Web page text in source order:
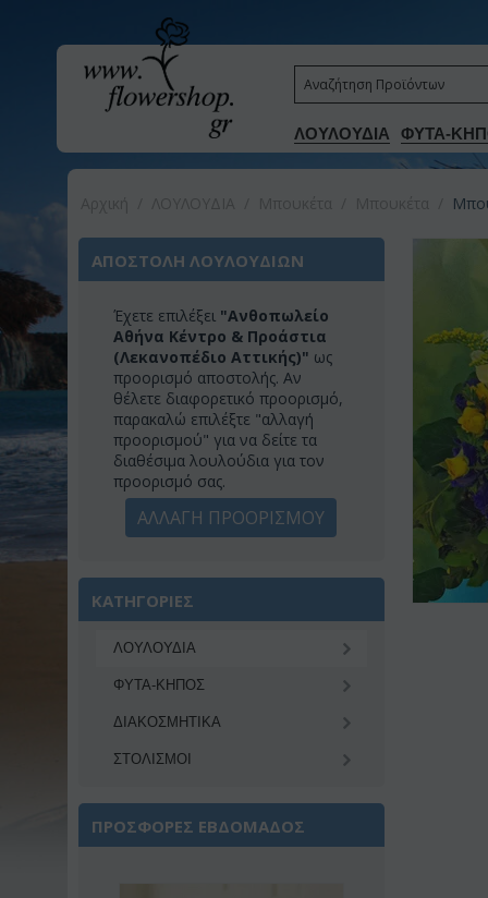
ΛΟΥΛΟΥΔΙΑ ΦΥΤΑ-
ΑΠΟΣΤΟΛΗ ΛΟΥΛΟΥΔΙΩΝ
Έχετε επιλέξει "Ανθοπωλείο
Αθήνα Κέντρο & Προάστια
(Λεκανοπέδιο Αττικής)" ως
προορισμό αποστολής. Αν
θέλετε διαφορετικό προορισμό,
παρακαλώ επιλέξτε "αλλαγή
προορισμού" για να δείτε τα
διαθέσιμα λουλούδια για τον
προορισμό σας.
ΑΛΛΑΓΗ ΠΡΟΟΡΙΣΜΟΥ
ΚΑΤΗΓΟΡΙΕΣ
ΛΟΥΛΟΥΔΙΑ
ΦΥΤΑ-ΚΗΠΟΣ
ΔΙΑΚΟΣΜΗΤΙΚA
ΣΤΟΛΙΣΜΟΙ
ΠΡΟΣΦΟΡΕΣ ΕΒΔΟΜΑΔΟΣ